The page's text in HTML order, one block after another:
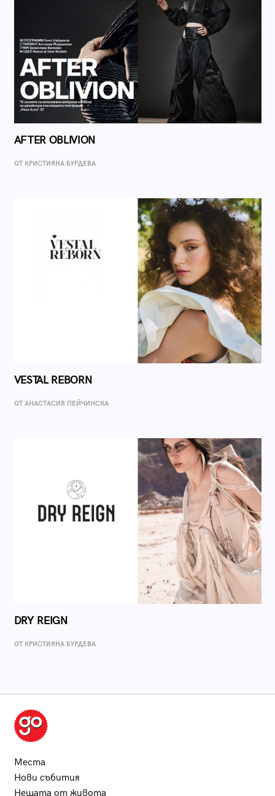
AFTER OBLIVION
ОТ КРИСТИЯНА БУРДЕВА
VESTAL REBORN
ОТ AНАСТАСИЯ ПЕЙЧИНСКА
DRY REIGN
ОТ КРИСТИЯНА БУРДЕВА
Места
Нови събития
Нещата от живота